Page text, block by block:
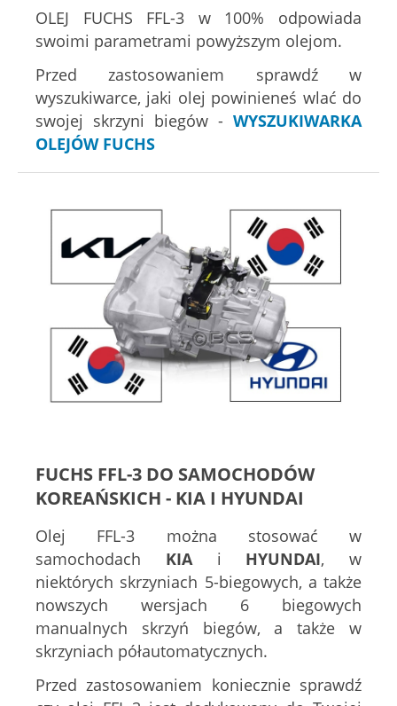
OLEJ FUCHS FFL-3 w 100% odpowiada
swoimi parametrami powyższym olejom.
Przed zastosowaniem sprawdź w
wyszukiwarce, jaki olej powinieneś wlać do
swojej skrzyni biegów - WYSZUKIWARKA
OLEJÓW FUCHS
FUCHS FFL-3 DO SAMOCHODÓW
KOREAŃSKICH - KIA I HYUNDAI
Olej FFL-3 można stosować w
samochodach KIAi HYUNDAI, w
niektórych skrzyniach 5-biegowych, a także
nowszych wersjach 6 biegowych
manualnych skrzyń biegów, a także w
skrzyniach półautomatycznych.
Przed zastosowaniem koniecznie sprawdź